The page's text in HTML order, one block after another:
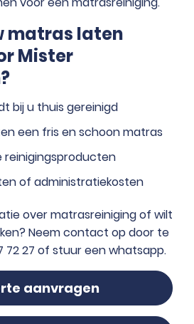
matras laten
Mister
bij u thuis gereinigd
een fris en schoon matras
reinigingsproducten
of administratiekosten
over matrasreiniging of wilt
Neem contact op door te
72 27 of stuur een whatsapp.
aanvragen